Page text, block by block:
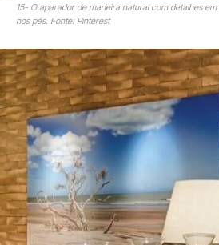
15- O aparador de madeira natural com detalhes
nos pés. Fonte: Pinterest